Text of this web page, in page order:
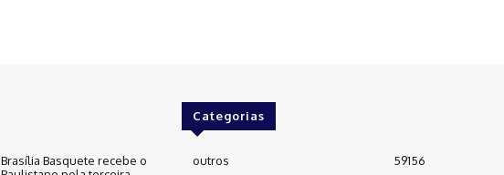
Brasília Basquete recebe o
Categorias
outros
59156